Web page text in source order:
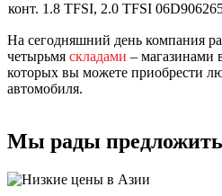
конт. 1.8 TFSI, 2.0 TFSI
На сегодняшний день компания
четырьмя складами – магазинами
которых вы можете приобрести
автомобиля.
Мы рады